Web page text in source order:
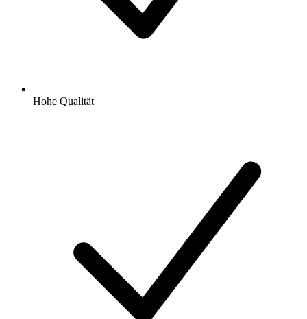
Hohe Qualität